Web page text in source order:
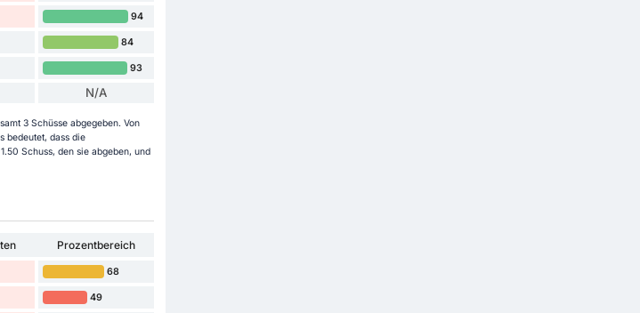
94
84
93
N/A
3 Schüsse abgegeben. Von
bedeutet, dass die
Schuss, den sie abgeben, und
Prozentbereich
68
49